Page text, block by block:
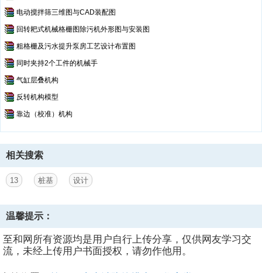
电动搅拌筛三维图与CAD装配图
回转耙式机械格栅图除污机外形图与安装图
粗格栅及污水提升泵房工艺设计布置图
同时夹持2个工件的机械手
气缸层叠机构
反转机构模型
靠边（校准）机构
相关搜索
13 桩基 设计
温馨提示：
至和网所有资源均是用户自行上传分享，仅供网友学习交
流，未经上传用户书面授权，请勿作他用。